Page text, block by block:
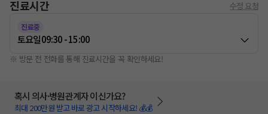
진료시간 수정 요청
진료중
토요일09:30 - 15:00
※ 방문 전 전화를 통해 진료시간을 꼭 확인하세요!
혹시 의사·병원관계자 이신가요?
최대 200만원 받고 바로 광고 시작하세요! 💰💰